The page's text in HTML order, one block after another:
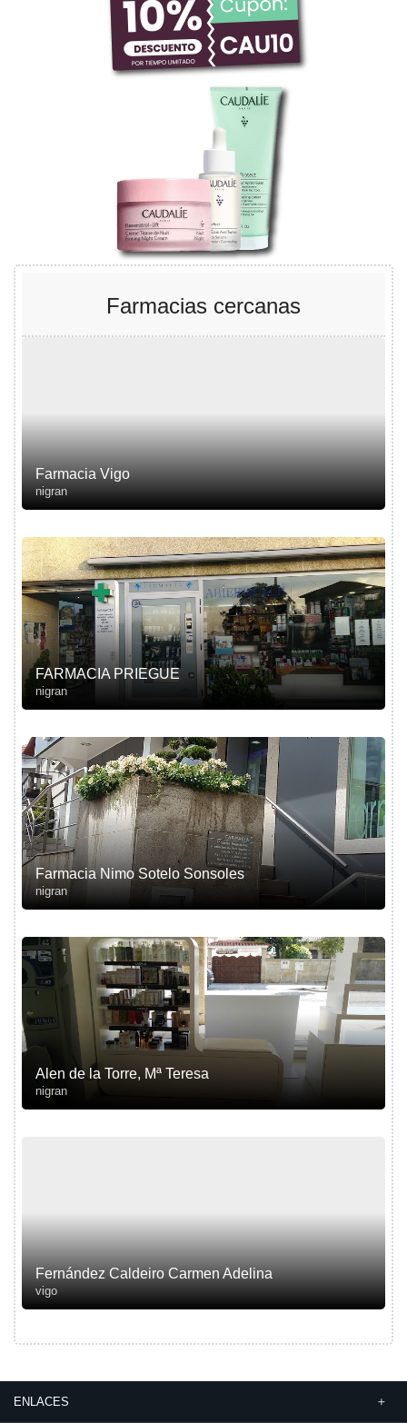
Farmacias cercanas
Farmacia Vigo
nigran
FARMACIA PRIEGUE
nigran
Farmacia Nimo Sotelo Sonsoles
nigran
Alen de la Torre, Mª Teresa
nigran
Fernández Caldeiro Carmen Adelina
vigo
ENLACES